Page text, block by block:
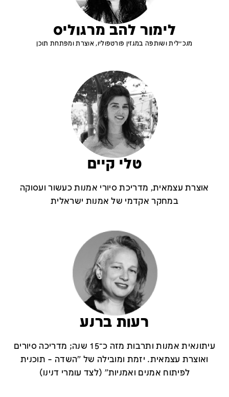
לימור להב מרגוליס
מנכ״לית ושותפה במגזין פורטפוליו, אוצרת ומפתחת תוכן
טלי קיים
אוצרת עצמאית, מדריכת סיורי אמנות כעשור ועסוקה
במחקר אקדמי של אמנות ישראלית
רעות ברנע
עיתונאית אמנות ותרבות מזה כ־15 שנה; מדריכה סיורים
ואוצרת עצמאית. יזמת ומובילה של "השדה – תוכנית
לפיתוח אמנים ואמניות" (לצד עומרי דנינו)